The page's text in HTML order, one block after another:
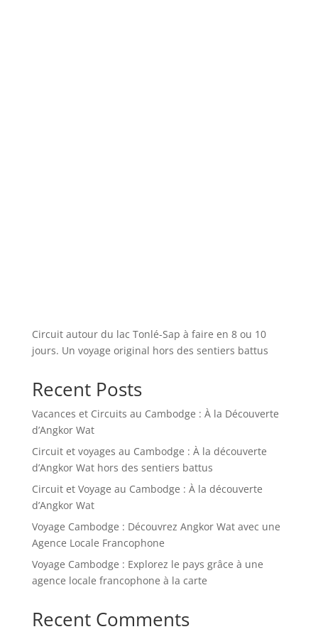
Circuit autour du lac Tonlé-Sap à faire en 8 ou 10
jours. Un voyage original hors des sentiers battus
Recent Posts
Vacances et Circuits au Cambodge : À la Découverte
d’Angkor Wat
Circuit et voyages au Cambodge : À la découverte
d’Angkor Wat hors des sentiers battus
Circuit et Voyage au Cambodge : À la découverte
d’Angkor Wat
Voyage Cambodge : Découvrez Angkor Wat avec une
Agence Locale Francophone
Voyage Cambodge : Explorez le pays grâce à une
agence locale francophone à la carte
Recent Comments